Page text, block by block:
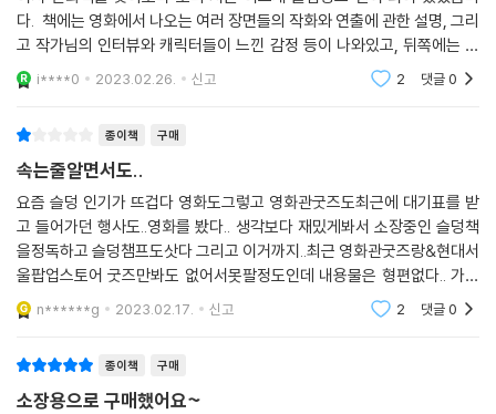
다. 책에는 영화에서 나오는 여러 장면들의 작화와 연출에 관한 설명, 그리
고 작가님의 인터뷰와 캐릭터들이 느낀 감정 등이 나와있고, 뒤쪽에는 태
섭이의 단편 만화가 수록되어 있어서 영화를 재미있게 보고 리소스 책을
구매하실 정도의 팬
i****0 2023.02.26. 신고 2 댓글0
종이책 구매
속는줄알면서도..
요즘 슬덩 인기가 뜨겁다 영화도그렇고 영화관굿즈도최근에 대기표를 받
고 들어가던 행사도..영화를 봤다.. 생각보다 재밌게봐서 소장중인 슬덩책
을정독하고 슬덩챔프도삿다 그리고 이거까지..최근 영화관굿즈랑&현대서
울팝업스토어 굿즈만봐도 없어서못팔정도인데 내용물은 형편없다.. 가성
비가 안나오는걸떠나서.. 이참에 한번 벌어보고자하는 더러움까지 엿보인
다그가격에 그런 퀄리티
n******g 2023.02.17. 신고 2 댓글0
종이책 구매
소장용으로 구매했어요~